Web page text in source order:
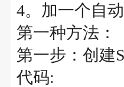
4。加一个自
第一种方法：
第一步：创建
代码: